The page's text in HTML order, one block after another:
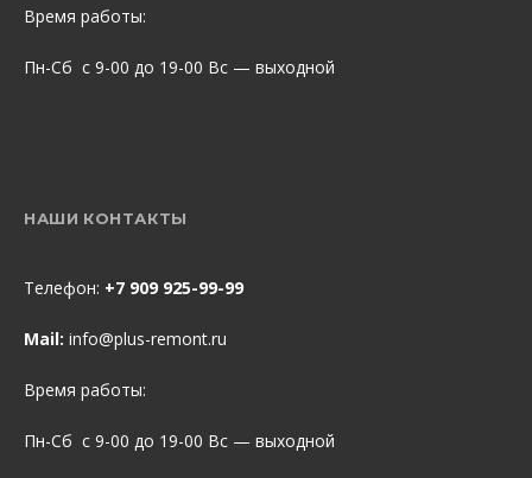
Время работы:
Пн-Сб с 9-00 до 19-00 Вс — выходной
НАШИ КОНТАКТЫ
Телефон: +7 909 925-99-99
Mail: info@plus-remont.ru
Время работы:
Пн-Сб с 9-00 до 19-00 Вс — выходной